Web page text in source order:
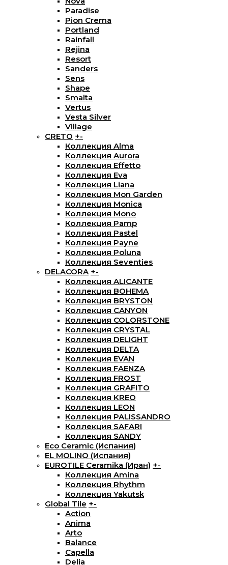
Paradise
Pion Crema
Portland
Rainfall
Rejina
Resort
Sanders
Sens
Shape
Smalta
Vertus
Vesta Silver
Village
CRETO +-
Коллекция Alma
Коллекция Aurora
Коллекция Effetto
Коллекция Eva
Коллекция Liana
Коллекция Mon Garden
Коллекция Monica
Коллекция Mono
Коллекция Pamp
Коллекция Pastel
Коллекция Payne
Коллекция Poluna
Коллекция Seventies
DELACORA +-
Коллекция ALICANTE
Коллекция BOHEMA
Коллекция BRYSTON
Коллекция CANYON
Коллекция COLORSTONE
Коллекция CRYSTAL
Коллекция DELIGHT
Коллекция DELTA
Коллекция EVAN
Коллекция FAENZA
Коллекция FROST
Коллекция GRAFITO
Коллекция KREO
Коллекция LEON
Коллекция PALISSANDRO
Коллекция SAFARI
Коллекция SANDY
Eco Ceramic (Испания)
EL MOLINO (Испания)
EUROTILE Ceramika (Иран) +-
Коллекция Amina
Коллекция Rhythm
Коллекция Yakutsk
Global Tile +-
Action
Anima
Arto
Balance
Capella
Delia